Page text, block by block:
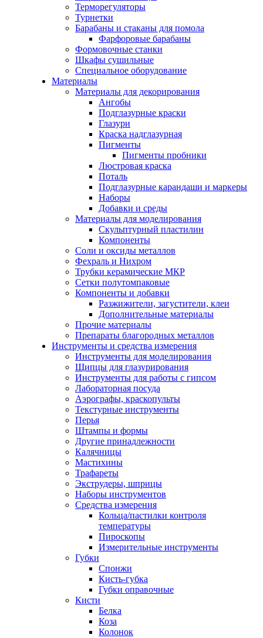
Терморегуляторы
Турнетки
Барабаны и стаканы для помола
Фарфоровые барабаны
Формовочные станки
Шкафы сушильные
Специальное оборудование
Материалы
Материалы для декорирования
Ангобы
Подглазурные краски
Глазури
Краска надглазурная
Пигменты
Пигменты пробники
Люстровая краска
Поталь
Подглазурные карандаши и маркеры
Наборы
Добавки и среды
Материалы для моделирования
Скульптурный пластилин
Компоненты
Соли и оксиды металлов
Фехраль и Нихром
Трубки керамические МКР
Сетки полутомпаковые
Компоненты и добавки
Разжижители, загустители, клеи
Дополнительные материалы
Прочие материалы
Препараты благородных металлов
Инструменты и средства измерения
Инструменты для моделирования
Щипцы для глазурирования
Инструменты для работы с гипсом
Лабораторная посуда
Аэрографы, краскопульты
Текстурные инструменты
Перья
Штампы и формы
Другие принадлежности
Калячницы
Мастихины
Трафареты
Экструдеры, шприцы
Наборы инструментов
Средства измерения
Кольца/пастилки контроля
температуры
Пироскопы
Измерительные инструменты
Губки
Спонжи
Кисть-губка
Губки оправочные
Кисти
Белка
Коза
Колонок